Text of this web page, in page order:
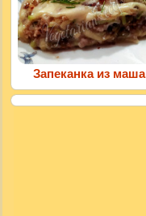
Запеканка из маша